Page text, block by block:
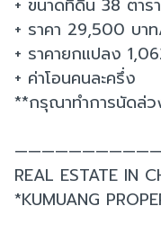
+ ขนาดที่ดิน 38 ตาร
+ ราคา 29,500 บา
+ ราคายกแปลง
+ ค่าโอนคนละครึ่ง
**กรุณาทำการนัดล่
REAL ESTATE IN
*KUMUANG